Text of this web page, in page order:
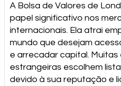
A Bolsa de Valores de
papel significativo nos
internacionais. Ela atrai
mundo que desejam
e arrecadar capital. Muitas
estrangeiras escolhem
devido à sua reputação e